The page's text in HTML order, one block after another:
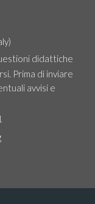
didattiche
Prima di inviare
avvisi e